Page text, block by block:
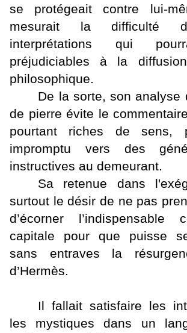
se protégeait contre lui-
mesurait la difficulté
interprétations qui
préjudiciables à la
philosophique.
De la sorte, son analyse
de pierre évite le
pourtant riches de sens,
impromptu vers des
instructives au demeurant.
Sa retenue dans
surtout le désir de ne pas
d’écorner l’indispensable
capitale pour que puisse
sans entraves la
d’Hermès.
Il fallait satisfaire les
les mystiques dans un